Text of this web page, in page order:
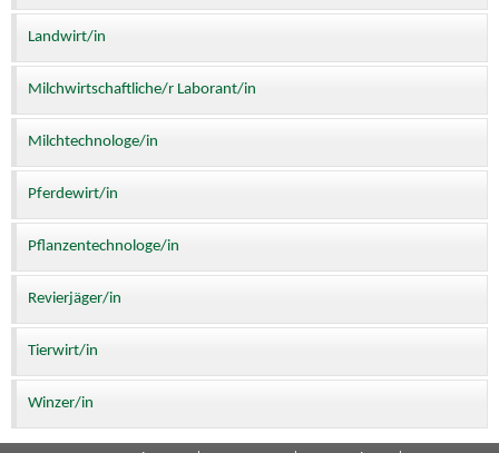
Landwirt/in
Milchwirtschaftliche/r Laborant/in
Milchtechnologe/in
Pferdewirt/in
Pflanzentechnologe/in
Revierjäger/in
Tierwirt/in
Winzer/in